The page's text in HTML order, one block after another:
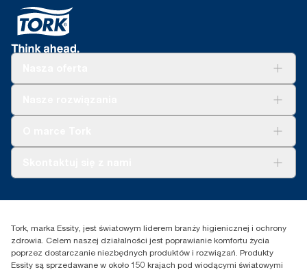
Reklamacja produktu
Przedstawiciele handlowi
Puławska 180
02-670 Warszawa
Polska
Tork, marka Essity, jest światowym liderem branży higienicznej i ochrony
zdrowia. Celem naszej działalności jest poprawianie komfortu życia
poprzez dostarczanie niezbędnych produktów i rozwiązań. Produkty
Essity są sprzedawane w około 150 krajach pod wiodącymi światowymi